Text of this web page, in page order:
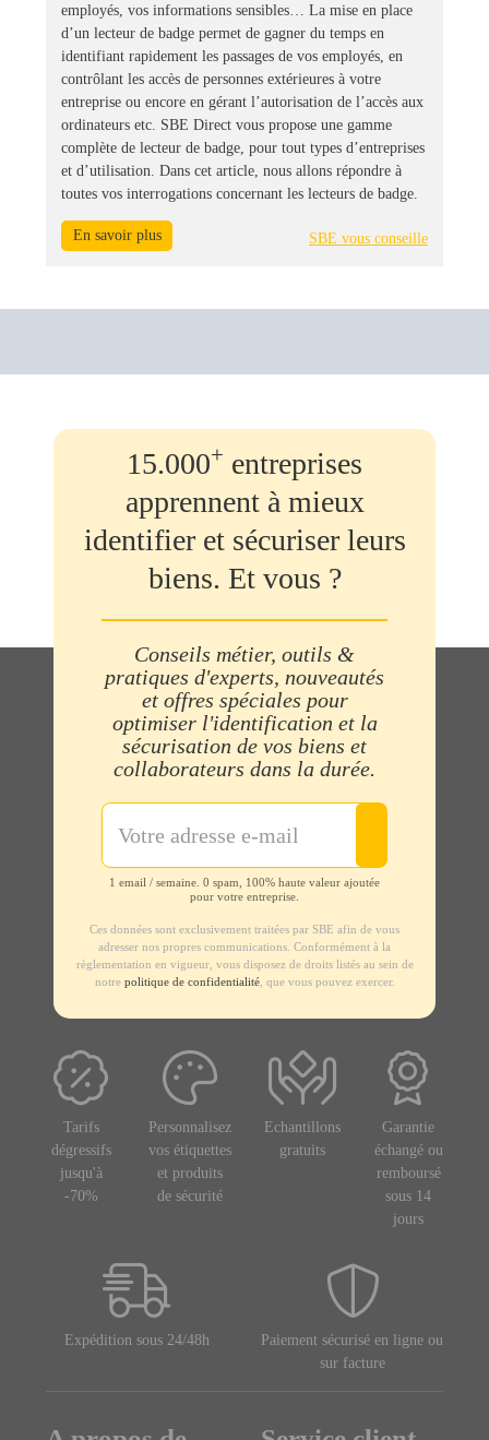
employés, vos informations sensibles… La mise en place
d’un lecteur de badge permet de gagner du temps en
identifiant rapidement les passages de vos employés, en
contrôlant les accès de personnes extérieures à votre
entreprise ou encore en gérant l’autorisation de l’accès aux
ordinateurs etc. SBE Direct vous propose une gamme
complète de lecteur de badge, pour tout types d’entreprises
et d’utilisation. Dans cet article, nous allons répondre à
toutes vos interrogations concernant les lecteurs de badge.
En savoir plus SBE vous conseille
15.000+ entreprises
apprennent à mieux
identifier et sécuriser leurs
biens. Et vous ?
Conseils métier, outils &
pratiques d'experts, nouveautés
et offres spéciales pour
optimiser l'identification et la
sécurisation de vos biens et
collaborateurs dans la durée.
1 email / semaine. 0 spam, 100% haute valeur ajoutée
pour votre entreprise.
Ces données sont exclusivement traitées par SBE afin de vous
adresser nos propres communications. Conformément à la
règlementation en vigueur, vous disposez de droits listés au sein de
notre politique de confidentialité, que vous pouvez exercer.
Tarifs
dégressifs
jusqu'à
-70%
Personnalisez
vos étiquettes
et produits
de sécurité
Echantillons
gratuits
Garantie
échangé ou
remboursé
sous 14
jours
Expédition sous 24/48h
Paiement sécurisé en ligne ou
sur facture